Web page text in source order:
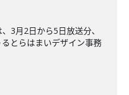
3月2日から5日放送分、
とらはまいデザイン事務